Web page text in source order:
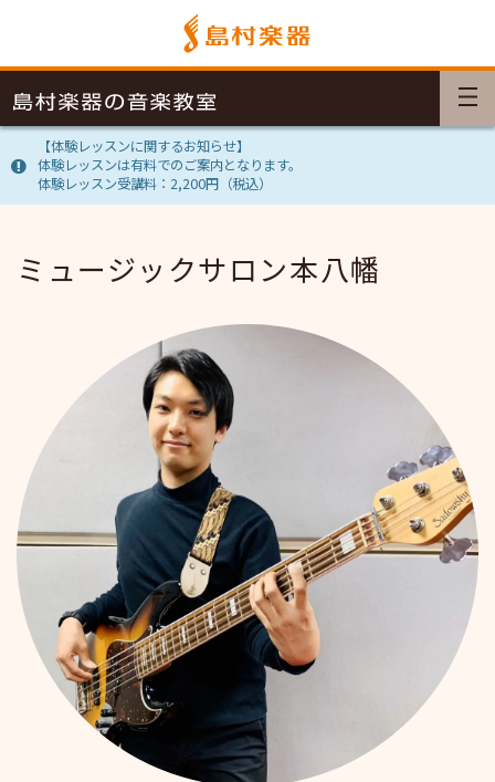
【体験レッスンに関するお知らせ】
体験レッスンは有料でのご案内となります。
体験レッスン受講料：2,200円（税込）
ミュージックサロン本八幡